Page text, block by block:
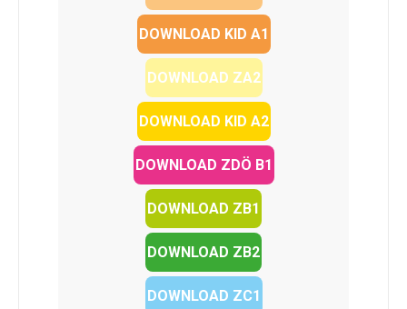
DOWNLOAD KID A1
DOWNLOAD ZA2
DOWNLOAD KID A2
DOWNLOAD ZDÖ B1
DOWNLOAD ZB1
DOWNLOAD ZB2
DOWNLOAD ZC1